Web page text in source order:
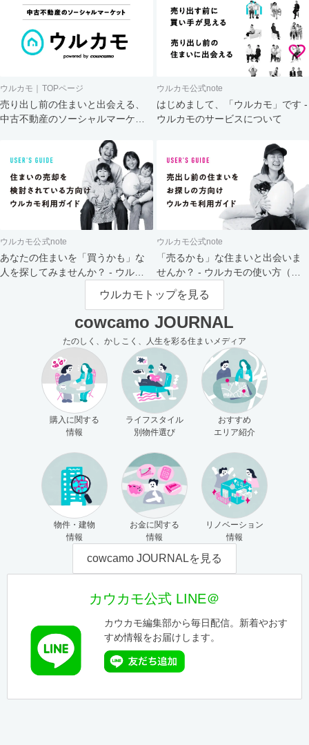
ウルカモ｜TOPページ
売り出し前の住まいと出会える、
中古不動産のソーシャルマーケッ
ウルカモ公式note
はじめまして、「ウルカモ」です -
ウルカモのサービスについて
ウルカモ公式note
あなたの住まいを「買うかも」な
人を探してみませんか？ - ウルカ
ウルカモ公式note
「売るかも」な住まいと出会いま
せんか？ - ウルカモの使い方（買
主さま向け）
ウルカモトップを見る
cowcamo JOURNAL
たのしく、かしこく、人生を彩る住まいメディア
購入に関する
情報
ライフスタイル
別物件選び
おすすめ
エリア紹介
物件・建物
情報
お金に関する
情報
リノベーション
情報
cowcamo JOURNALを見る
カウカモ公式 LINE＠
カウカモ編集部から毎日配信。新着やおす
すめ情報をお届けします。